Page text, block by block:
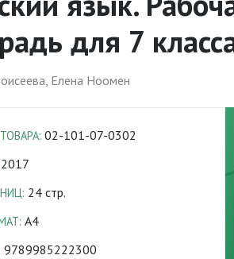
для 7
Елена Ноомен
02-101-07-0302
2017
24 стр.
A4
9789985222300